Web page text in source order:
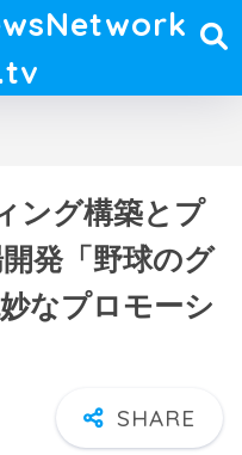
ング構築とプ
発「野球のグ
なプロモーシ